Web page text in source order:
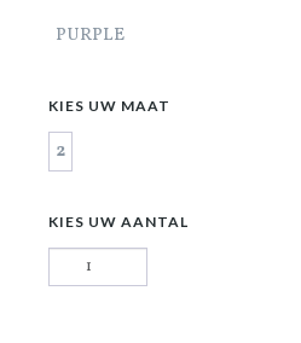
PURPLE
KIES UW MAAT
2
KIES UW AANTAL